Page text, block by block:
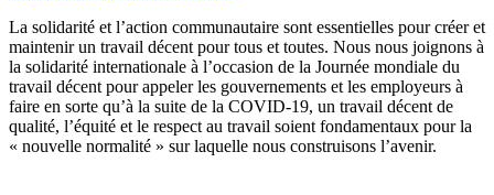
La solidarité et l’action communautaire sont essentielles pour créer et
maintenir un travail décent pour tous et toutes. Nous nous joignons à
la solidarité internationale à l’occasion de la Journée mondiale du
travail décent pour appeler les gouvernements et les employeurs à
faire en sorte qu’à la suite de la COVID‑19, un travail décent de
qualité, l’équité et le respect au travail soient fondamentaux pour la
« nouvelle normalité » sur laquelle nous construisons l’avenir.